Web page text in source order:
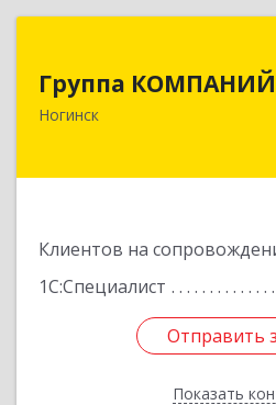
Группа
Ногинск
Клиентов на
1С:Специалист
Отправить
Показать
Ногинск г,
Отправить
Назад